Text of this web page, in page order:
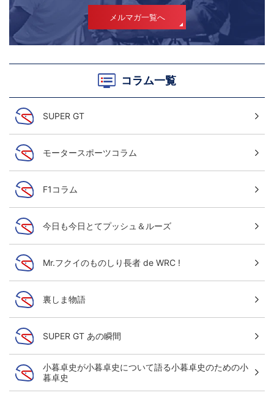
メルマガ一覧へ
コラム一覧
SUPER GT
モータースポーツコラム
F1コラム
今日も今日とてプッシュ＆ルーズ
Mr.フクイのものしり長者 de WRC !
裏しま物語
SUPER GT あの瞬間
小暮卓史が小暮卓史について語る小暮卓史のための小
暮卓史